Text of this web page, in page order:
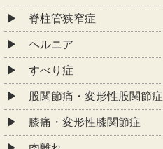
脊柱管狭窄症
ヘルニア
すべり症
股関節痛・変形性股関節症
膝痛・変形性膝関節症